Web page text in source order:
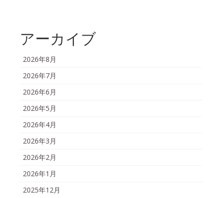
アーカイブ
2026年8月
2026年7月
2026年6月
2026年5月
2026年4月
2026年3月
2026年2月
2026年1月
2025年12月